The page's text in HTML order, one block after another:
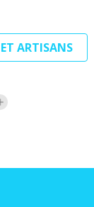
ARTISANS